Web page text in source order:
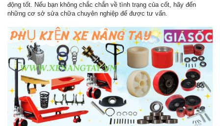
động tốt. Nếu bạn không chắc chắn về tình trạng của cốt, hãy đến
những cơ sở sửa chữa chuyên nghiệp để được tư vấn.